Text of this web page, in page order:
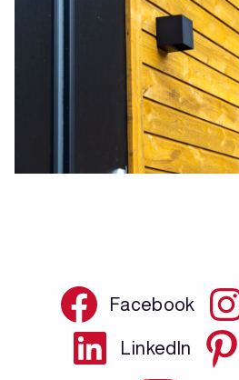
Facebook
LinkedIn